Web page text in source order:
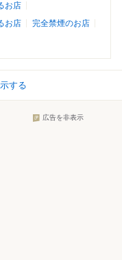
お店
お店
完全禁煙のお店
する
広告を非表示